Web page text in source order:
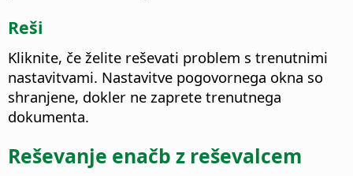
Reši
Kliknite, če želite reševati problem s trenutnimi
nastavitvami. Nastavitve pogovornega okna so
shranjene, dokler ne zaprete trenutnega
dokumenta.
Reševanje enačb z reševalcem